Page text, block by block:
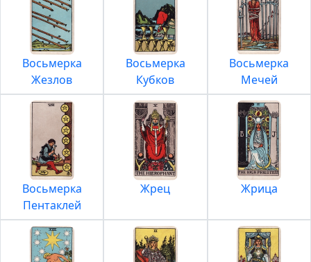
Восьмерка
Жезлов
Восьмерка
Кубков
Восьмерка
Мечей
Восьмерка
Пентаклей
Жрец Жрица